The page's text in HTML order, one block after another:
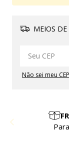
MEIOS DE
Não sei meu CEP